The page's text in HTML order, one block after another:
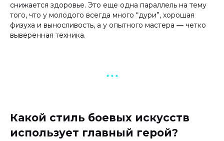
снижается здоровье. Это еще одна параллель на тему
того, что у молодого всегда много “дури”, хорошая
физуха и выносливость, а у опытного мастера — четко
выверенная техника.
▪︎ ▪︎ ▪︎
Какой стиль боевых искусств
использует главный герой?